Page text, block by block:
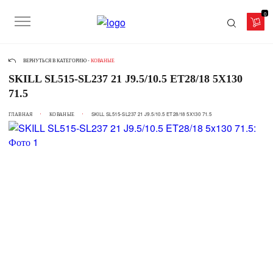
0
ВЕРНУТЬСЯ В КАТЕГОРИЮ - КОВАНЫЕ
SKILL SL515-SL237 21 J9.5/10.5 ET28/18 5X130
71.5
ГЛАВНАЯ КОВАНЫЕ SKILL SL515-SL237 21 J9.5/10.5 ET28/18 5X130 71.5